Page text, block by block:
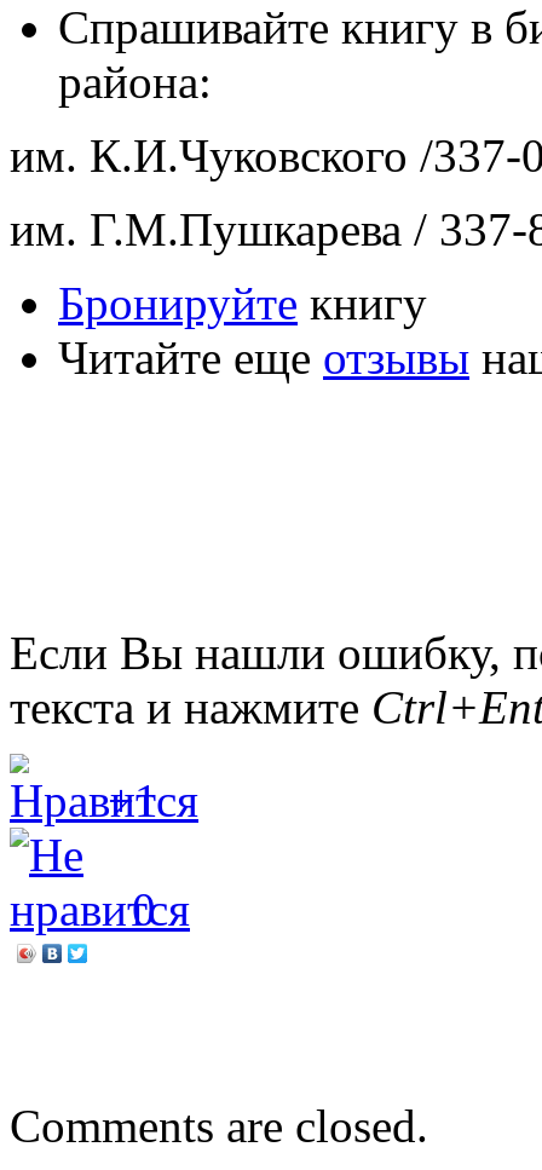
Спрашивайте книгу в
района:
им. К.И.Чуковского /337-
им. Г.М.Пушкарева / 337-
Бронируйте книгу
Читайте еще отзывы
Если Вы нашли ошибку,
текста и нажмите
+1
0
Comments are closed.